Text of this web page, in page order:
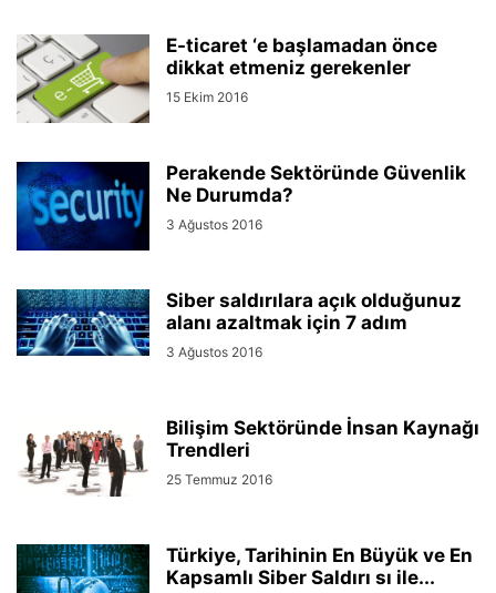
E-ticaret ‘e başlamadan önce
dikkat etmeniz gerekenler
15 Ekim 2016
Perakende Sektöründe Güvenlik
Ne Durumda?
3 Ağustos 2016
Siber saldırılara açık olduğunuz
alanı azaltmak için 7 adım
3 Ağustos 2016
Bilişim Sektöründe İnsan Kaynağı
Trendleri
25 Temmuz 2016
Türkiye, Tarihinin En Büyük ve En
Kapsamlı Siber Saldırı sı ile...